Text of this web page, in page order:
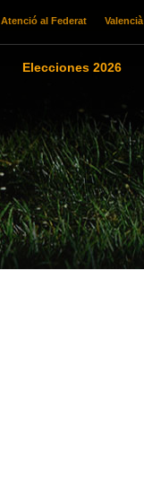
Atenció al Federat Valencià
Elecciones 2026